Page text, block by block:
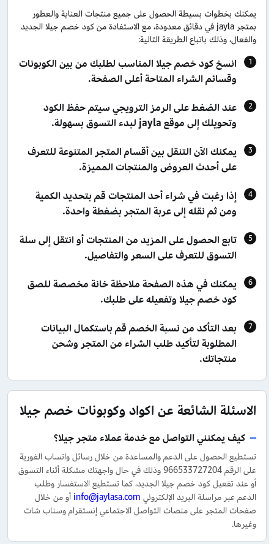
يمكنك بخطوات بسيطة الحصول على جميع منتجات العناية والعطور
بمتجر jayla في دقائق معدودة، مع الاستفادة من كود خصم جيلا الجديد
والفعال، وذلك باتباع الطريقة التالية:
انسخ كود خصم جيلا المناسب لطلبك من بين الكوبونات
وقسائم الشراء المتاحة أعلى الصفحة.
عند الضغط على الرمز الترويجي سيتم حفظ الكود
وتحويلك إلى موقع jayla لبدء التسوق بسهولة.
يمكنك الآن التنقل بين أقسام المتجر المتنوعة للتعرف
على أحدث العروض والمنتجات المميزة.
إذا رغبت في شراء أحد المنتجات قم بتحديد الكمية
ومن ثم نقله إلى عربة المتجر بضغطة واحدة.
تابع الحصول على المزيد من المنتجات أو انتقل إلى سلة
التسوق للتعرف على السعر والتفاصيل.
يمكنك في هذه الصفحة ملاحظة خانة مخصصة للصق
كود خصم جيلا وتفعيله على طلبك.
بعد التأكد من نسبة الخصم قم باستكمال البيانات
المطلوبة لتأكيد طلب الشراء من المتجر وشحن
منتجاتك.
الاسئلة الشائعة عن اكواد وكوبونات خصم جيلا
كيف يمكنني التواصل مع خدمة عملاء متجر جيلا؟
تستطيع الحصول على الدعم والمساعدة من خلال رسائل واتساب الفورية
على الرقم 966533727204 وذلك في حال واجهتك مشكلة أثناء التسوق
أو عند تفعيل كود خصم جيلا الجديد، كما تستطيع الاستفسار وطلب
الدعم عبر مراسلة البريد الإلكتروني info@jaylasa.com أو من خلال
صفحات المتجر على منصات التواصل الاجتماعي إنستقرام وسناب شات
وغيرها.